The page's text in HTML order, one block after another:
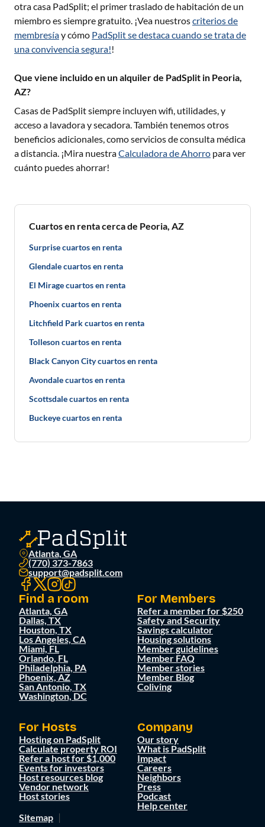
otra casa PadSplit; el primer traslado de habitación de un
miembro es siempre gratuito. ¡Vea nuestroscriterios de
membresíay cómo PadSplit se destaca cuando se trata de
una convivencia segura!!
Que viene incluido en un alquiler de PadSplit in Peoria,
AZ?
Casas de PadSplit siempre incluyen wifi, utilidades, y
acceso a lavadora y secadora. También tenemos otros
beneficios adicionales, como servicios de consulta médica
a distancia. ¡Mira nuestraCalculadora de Ahorro para ver
cuánto puedes ahorrar!
Cuartos en renta cerca de Peoria, AZ
Surprise cuartos en renta
Glendale cuartos en renta
El Mirage cuartos en renta
Phoenix cuartos en renta
Litchfield Park cuartos en renta
Tolleson cuartos en renta
Black Canyon City cuartos en renta
Avondale cuartos en renta
Scottsdale cuartos en renta
Buckeye cuartos en renta
Atlanta, GA
(770) 373-7863
support@padsplit.com
Find a room
Atlanta, GA
Dallas, TX
Houston, TX
Los Angeles, CA
Miami, FL
Orlando, FL
Philadelphia, PA
Phoenix, AZ
San Antonio, TX
Washington, DC
For Members
Refer a member for $250
Safety and Security
Savings calculator
Housing solutions
Member guidelines
Member FAQ
Member stories
Member Blog
Coliving
For Hosts
Hosting on PadSplit
Calculate property ROI
Refer a host for $1,000
Events for investors
Host resources blog
Vendor network
Host stories
Company
Our story
What is PadSplit
Impact
Careers
Neighbors
Press
Podcast
Help center
Sitemap